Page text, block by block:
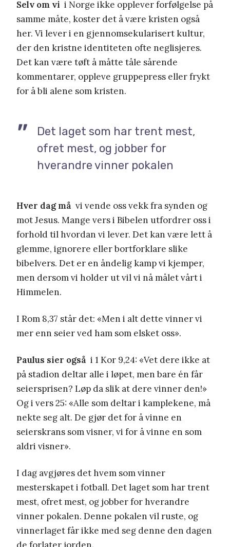
Selv om vi i Norge ikke opplever forfølgelse på
samme måte, koster det å være kristen også
her. Vi lever i en gjennomsekularisert kultur,
der den kristne identiteten ofte neglisjeres.
Det kan være tøft å måtte tåle sårende
kommentarer, oppleve gruppepress eller frykt
for å bli alene som kristen.
Det laget som har trent mest,
ofret mest, og jobber for
hverandre vinner pokalen
Hver dag må vi vende oss vekk fra synden og
mot Jesus. Mange vers i Bibelen utfordrer oss i
forhold til hvordan vi lever. Det kan være lett å
glemme, ignorere eller bortforklare slike
bibelvers. Det er en åndelig kamp vi kjemper,
men dersom vi holder ut vil vi nå målet vårt i
Himmelen.
I Rom 8,37 står det: «Men i alt dette vinner vi
mer enn seier ved ham som elsket oss».
Paulus sier også i 1 Kor 9,24: «Vet dere ikke at
på stadion deltar alle i løpet, men bare én får
seiersprisen? Løp da slik at dere vinner den!»
Og i vers 25: «Alle som deltar i kamplekene, må
nekte seg alt. De gjør det for å vinne en
seierskrans som visner, vi for å vinne en som
aldri visner».
I dag avgjøres det hvem som vinner
mesterskapet i fotball. Det laget som har trent
mest, ofret mest, og jobber for hverandre
vinner pokalen. Denne pokalen vil ruste, og
vinnerlaget får ikke med seg denne den dagen